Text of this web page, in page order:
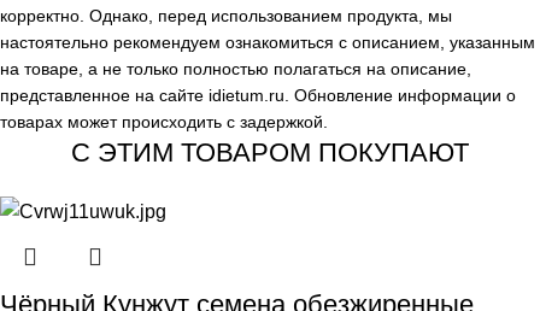
корректно. Однако, перед использованием продукта, мы
настоятельно рекомендуем ознакомиться с описанием, указанным
на товаре, а не только полностью полагаться на описание,
представленное на сайте idietum.ru . Обновление информации о
товарах может происходить с задержкой.
С ЭТИМ ТОВАРОМ ПОКУПАЮТ
Чёрный Кунжут семена обезжиренные